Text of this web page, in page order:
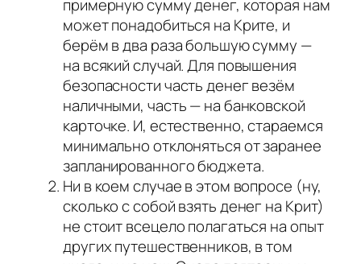
примерную сумму денег, которая нам
может понадобиться на Крите, и
берём в два раза большую сумму —
на всякий случай. Для повышения
безопасности часть денег везём
наличными, часть — на банковской
карточке. И, естественно, стараемся
минимально отклоняться от заранее
запланированного бюджета.
Ни в коем случае в этом вопросе (ну,
сколько с собой взять денег на Крит)
не стоит всецело полагаться на опыт
других путешественников, в том